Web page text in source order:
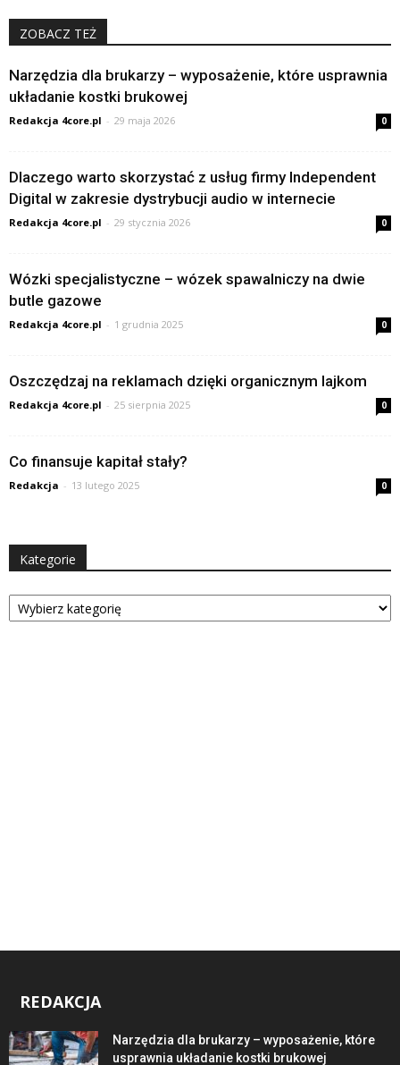
ZOBACZ TEŻ
Narzędzia dla brukarzy – wyposażenie, które usprawnia
układanie kostki brukowej
Redakcja 4core.pl - 29 maja 2026 0
Dlaczego warto skorzystać z usług firmy Independent
Digital w zakresie dystrybucji audio w internecie
Redakcja 4core.pl - 29 stycznia 2026 0
Wózki specjalistyczne – wózek spawalniczy na dwie
butle gazowe
Redakcja 4core.pl - 1 grudnia 2025 0
Oszczędzaj na reklamach dzięki organicznym lajkom
Redakcja 4core.pl - 25 sierpnia 2025 0
Co finansuje kapitał stały?
Redakcja - 13 lutego 2025 0
Kategorie
Kategorie
REDAKCJA
Narzędzia dla brukarzy – wyposażenie, które
usprawnia układanie kostki brukowej